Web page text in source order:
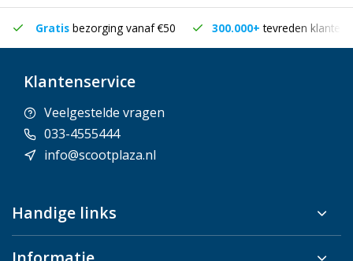
Gratis bezorging vanaf €50 300.000+tevreden klanten
Klantenservice
Veelgestelde vragen
033-4555444
info@scootplaza.nl
Handige links